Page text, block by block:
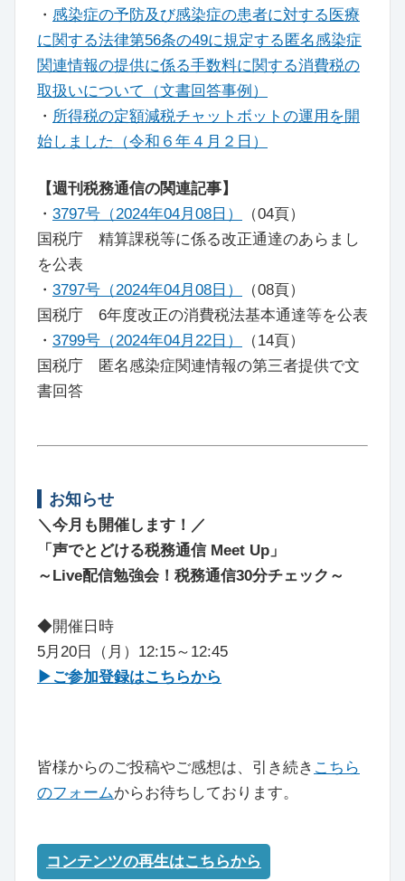
・ 感染症の予防及び感染症の患者に対する医療
に関する法律第56条の49に規定する匿名感染症
関連情報の提供に係る手数料に関する消費税の
取扱いについて（文書回答事例）
・ 所得税の定額減税チャットボットの運用を開
始しました（令和６年４月２日）
【週刊税務通信の関連記事】
・ 3797号（2024年04月08日）
（04頁）
国税庁 精算課税等に係る改正通達のあらまし
を公表
・ 3797号（2024年04月08日）
（08頁）
国税庁 6年度改正の消費税法基本通達等を公表
・ 3799号（2024年04月22日）
（14頁）
国税庁 匿名感染症関連情報の第三者提供で文
書回答
お知らせ
＼今月も開催します！／
「声でとどける税務通信 Meet Up」
～Live配信勉強会！税務通信30分チェック～
◆開催日時
5月20日（月）12:15～12:45
▶ご参加登録はこちらから
皆様からのご投稿やご感想は、引き続き こちら
のフォームからお待ちしております。
コンテンツの再生はこちらから